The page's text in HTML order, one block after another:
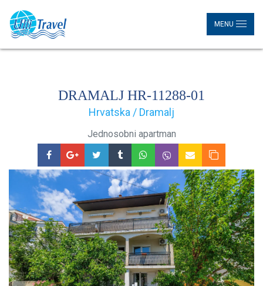
MENU
DRAMALJ HR-11288-01
Hrvatska / Dramalj
Jednosobni apartman